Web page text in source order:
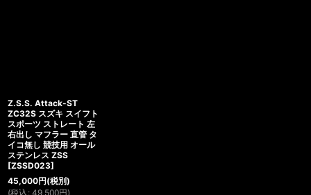
Z.S.S. Attack-ST
ZC32S スズキ スイフト
スポーツ ストレート 左
右出し マフラー 直管 タ
イコ無し 競技用 オール
ステンレス ZSS
[ZSSD023]
45,000円(税別)
(税込 : 49,500円)